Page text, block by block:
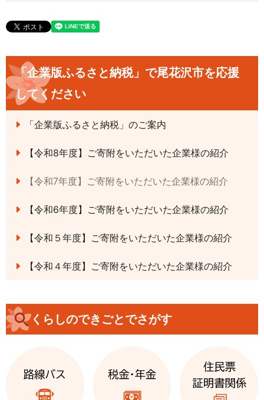
「企業版ふるさと納税」で尾花沢市を応援
してください
「企業版ふるさと納税」のご案内
【令和8年度】ご寄附をいただいた企業様の紹介
【令和7年度】ご寄附をいただいた企業様の紹介
【令和6年度】ご寄附をいただいた企業様の紹介
【令和５年度】ご寄附をいただいた企業様の紹介
【令和４年度】ご寄附をいただいた企業様の紹介
くらしのできごとでさがす